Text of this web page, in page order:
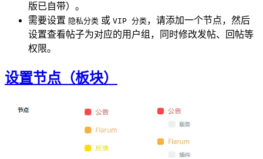
版已自带）。
需要设置 隐私分类 或 VIP 分类，请添加一个节点，然后
设置查看帖子为对应的用户组，同时修改发帖、回帖等
权限。
设置节点（板块）